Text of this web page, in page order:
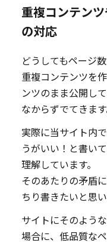
重複コンテン
の対応
どうしてもページ
重複コンテンツを
ンツのまま公開し
なからずでてきます
実際に当サイト内
うがいい！と書い
理解しています。
そのあたりの矛盾
ちり書きたいと思い
サイトにそのよう
場合に、低品質な